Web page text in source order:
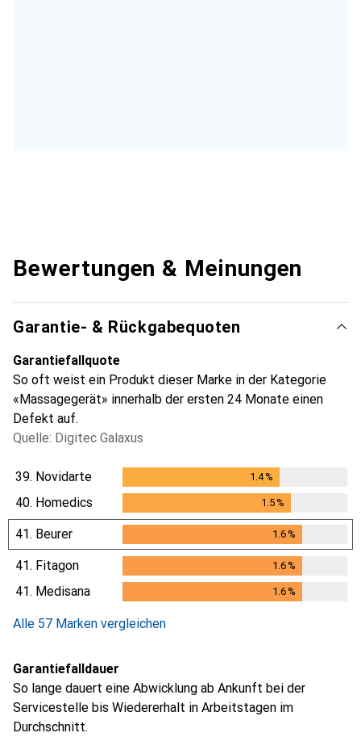
Bewertungen & Meinungen
Garantie- & Rückgabequoten
Garantiefallquote
So oft weist ein Produkt dieser Marke in der Kategorie
«Massagegerät» innerhalb der ersten 24 Monate einen
Defekt auf.
Quelle: Digitec Galaxus
39. Novidarte 1.4%
40. Homedics 1.5%
41. Beurer 1.6%
41. Fitagon 1.6%
41. Medisana 1.6%
Alle 57 Marken vergleichen
Garantiefalldauer
So lange dauert eine Abwicklung ab Ankunft bei der
Servicestelle bis Wiedererhalt in Arbeitstagen im
Durchschnitt.